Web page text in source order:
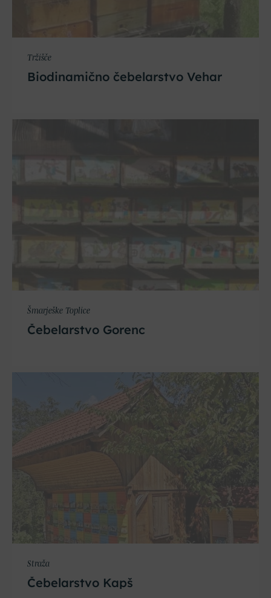
Tržišče
Biodinamično čebelarstvo Vehar
Šmarješke Toplice
Čebelarstvo Gorenc
Straža
Čebelarstvo Kapš